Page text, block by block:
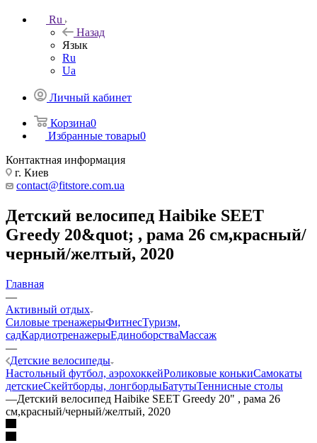
Ru
Назад
Язык
Ru
Ua
Личный кабинет
Корзина0
Избранные товары0
Контактная информация
г. Киев
contact@fitstore.com.ua
Детский велосипед Haibike SEET
Greedy 20&quot; , рама 26 см,красный/
черный/желтый, 2020
Главная
—
Активный отдых
Силовые тренажерыФитнесТуризм,
садКардиотренажерыЕдиноборстваМассаж
—
Детские велосипеды
Настольный футбол, аэрохоккейРоликовые конькиСамокаты
детскиеСкейтборды, лонгбордыБатутыТеннисные столы
—Детский велосипед Haibike SEET Greedy 20" , рама 26
см,красный/черный/желтый, 2020